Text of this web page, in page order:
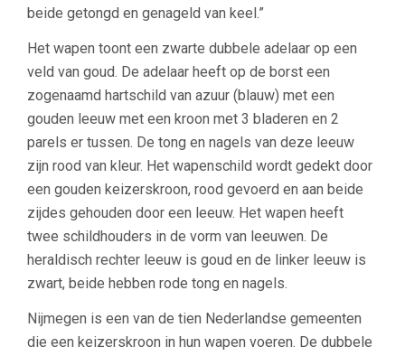
beide getongd en genageld van keel.”
Het wapen toont een zwarte dubbele adelaar op een
veld van goud. De adelaar heeft op de borst een
zogenaamd hartschild van azuur (blauw) met een
gouden leeuw met een kroon met 3 bladeren en 2
parels er tussen. De tong en nagels van deze leeuw
zijn rood van kleur. Het wapenschild wordt gedekt door
een gouden keizerskroon, rood gevoerd en aan beide
zijdes gehouden door een leeuw. Het wapen heeft
twee schildhouders in de vorm van leeuwen. De
heraldisch rechter leeuw is goud en de linker leeuw is
zwart, beide hebben rode tong en nagels.
Nijmegen is een van de tien Nederlandse gemeenten
die een keizerskroon in hun wapen voeren. De dubbele